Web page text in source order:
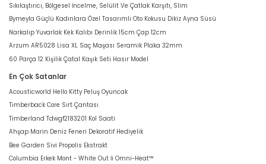
Sıkılaştırıcı, Bölgesel İncelme, Selülit Ve Çatlak Karşıtı, Slim
Bymeyla Güçlü Kadınlara Özel Tasarımlı Oto Kokusu Dikiz Ayna Süsü
Narkalıp Yuvarlak Kek Kalıbı Derinlik 15cm Çap 12cm
Arzum AR5028 Lisa XL Saç Maşası Seramik Plaka 32mm
60 Parça 12 Kişilik Çatal Kaşık Seti Hasır Model
En Çok Satanlar
Acousticworld Hello Kitty Peluş Oyuncak
Timberback Core Sırt Çantası
Timberland Tdwgf2183201 Kol Saati
Ahşap Marin Deniz Feneri Dekoratif Hediyelik
Bee Garden Sivi Propolis Ekstrakt
Columbia Erkek Mont - White Out İi Omni-Heat™